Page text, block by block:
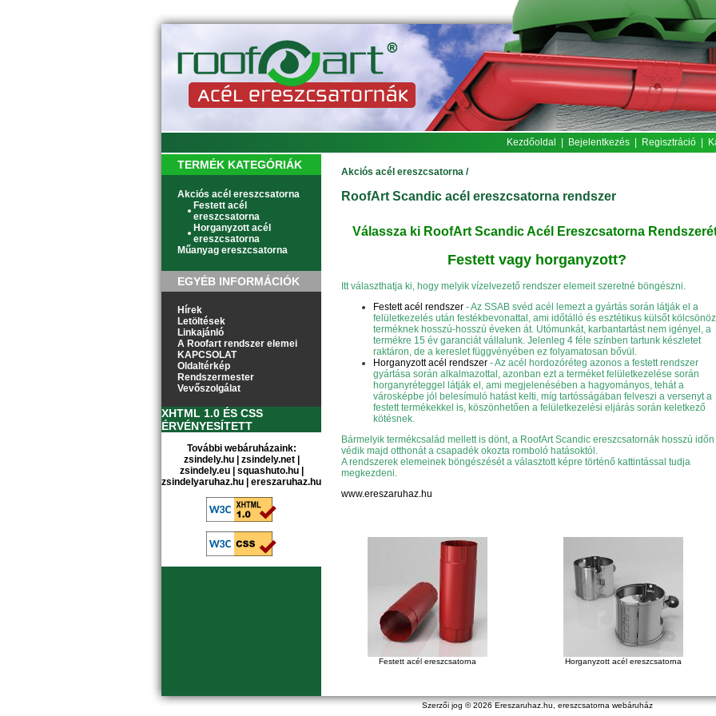
Szerzői jog © 2026Ereszaruhaz.hu, ereszcsatorna webáruház
Kezdőoldal Bejelentkezés Regisztráció
TERMÉK KATEGÓRIÁK
Akciós acél ereszcsatorna
Festett acél
ereszcsatorna
Horganyzott acél
ereszcsatorna
Műanyag ereszcsatorna
EGYÉB INFORMÁCIÓK
Hírek
Letöltések
Linkajánló
A Roofart rendszer elemei
KAPCSOLAT
Oldaltérkép
Rendszermester
Vevőszolgálat
XHTML 1.0 ÉS CSS
ÉRVÉNYESÍTETT
További webáruházaink:
zsindely.hu| zsindely.net|
zsindely.eu| squashuto.hu|
zsindelyaruhaz.hu
ereszaruhaz.hu
Akciós acél ereszcsatorna /
RoofArt Scandic acél ereszcsatorna rendszer
Válassza ki RoofArt Scandic Acél Ereszcsatorna
Festett vagy horganyzott?
Itt választhatja ki, hogy melyik vízelvezető rendszer elemeit szeretné böngészni.
Festett acél rendszer - Az SSAB svéd acél lemezt a gyártás során látják el a
felületkezelés után festékbevonattal, ami időtálló és esztétikus külsőt
terméknek hosszú-hosszú éveken át. Utómunkát, karbantartást nem igényel, a
termékre 15 év garanciát vállalunk. Jelenleg 4 féle színben tartunk készletet
raktáron, de a kereslet függvényében ez folyamatosan bővül.
Horganyzott acél rendszer - Az acél hordozóréteg azonos a festett rendszer
gyártása során alkalmazottal, azonban ezt a terméket felületkezelése során
horganyréteggel látják el, ami megjelenésében a hagyományos, tehát a
városképbe jól belesímuló hatást kelti, míg tartósságában felveszi a versenyt a
festett termékekkel is, köszönhetően a felületkezelési eljárás során keletkező
kötésnek.
Bármelyik termékcsalád mellett is dönt, a RoofArt Scandic ereszcsatornák hosszú időn
védik majd otthonát a csapadék okozta romboló hatásoktól.
A rendszerek elemeinek böngészését a választott képre történő kattintással tudja
megkezdeni.
www.ereszaruhaz.hu
Festett acél ereszcsatorna Horganyzott acél ereszcsatorna